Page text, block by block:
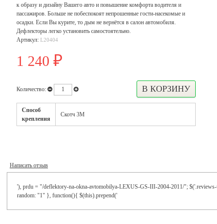
к образу и дизайну Вашего авто и повышение комфорта водителя и
пассажиров. Больше не побеспокоят непрошенные гости-насекомые и
осадки. Если Вы курите, то дым не вернётся в салон автомобиля.
Дефлекторы легко установить самостоятельно.
Артикул: L20404
1 240 ₽
Количество:
Способ
крепления
Скотч 3М
Написать отзыв
'), prdu = "/deflektory-na-okna-avtomobilya-LEXUS-GS-III-2004-2011/";
random: "1" }, function(){ $(this).prepend('